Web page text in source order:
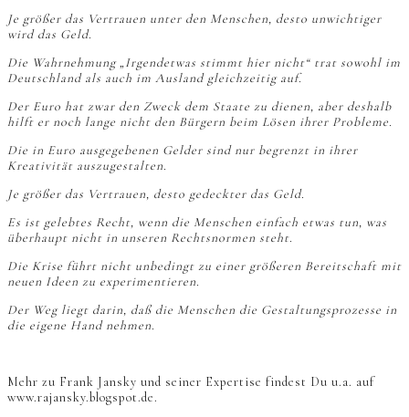
Je größer das Vertrauen unter den Menschen, desto unwichtiger
wird das Geld.
Die Wahrnehmung „Irgendetwas stimmt hier nicht“ trat sowohl im
Deutschland als auch im Ausland gleichzeitig auf.
Der Euro hat zwar den Zweck dem Staate zu dienen, aber deshalb
hilft er noch lange nicht den Bürgern beim Lösen ihrer Probleme.
Die in Euro ausgegebenen Gelder sind nur begrenzt in ihrer
Kreativität auszugestalten.
Je größer das Vertrauen, desto gedeckter das Geld.
Es ist gelebtes Recht, wenn die Menschen einfach etwas tun, was
überhaupt nicht in unseren Rechtsnormen steht.
Die Krise führt nicht unbedingt zu einer größeren Bereitschaft mit
neuen Ideen zu experimentieren.
Der Weg liegt darin, daß die Menschen die Gestaltungsprozesse in
die eigene Hand nehmen.
Mehr zu Frank Jansky und seiner Expertise findest Du u.a. auf
www.rajansky.blogspot.de.